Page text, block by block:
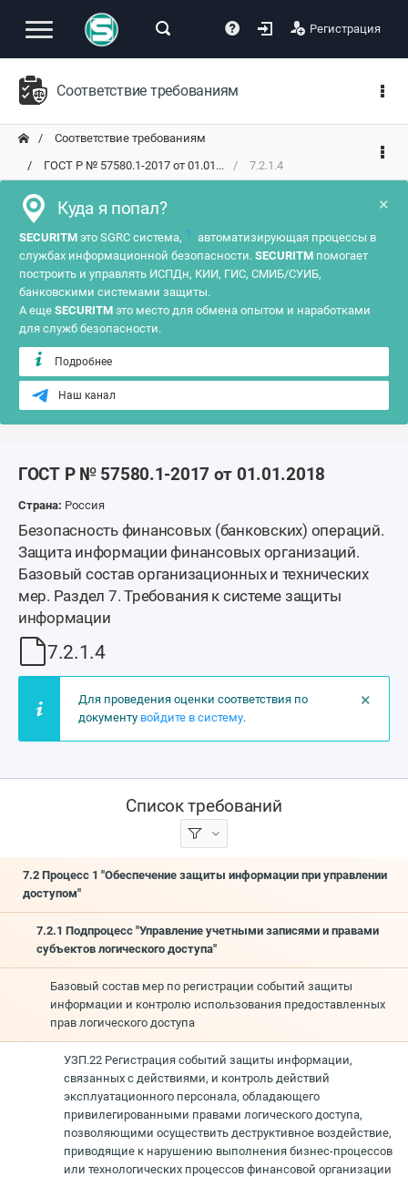
Регистрация
Соответствие требованиям
Соответствие требованиям
ГОСТ Р № 57580.1-2017 от 01.01...
7.2.1.4
×
Куда я попал?
SECURITM это SGRC система, ?
автоматизирующая процессы в
службах информационной безопасности. SECURITM помогает
построить и управлять ИСПДн, КИИ, ГИС, СМИБ/СУИБ,
банковскими системами защиты.
А еще SECURITM это место для обмена опытом и наработками
для служб безопасности.
Подробнее
Наш канал
ГОСТ Р № 57580.1-2017 от 01.01.2018
Страна: Россия
Безопасность финансовых (банковских) операций.
Защита информации финансовых организаций.
Базовый состав организационных и технических
мер. Раздел 7. Требования к системе защиты
информации
7.2.1.4
×
Для проведения оценки соответствия по
документу войдите в систему.
Список требований
7.2 Процесс 1 "Обеспечение защиты информации при управлении
доступом"
7.2.1 Подпроцесс "Управление учетными записями и правами
субъектов логического доступа"
Базовый состав мер по регистрации событий защиты
информации и контролю использования предоставленных
прав логического доступа
УЗП.22 Регистрация событий защиты информации,
связанных с действиями, и контроль действий
эксплуатационного персонала, обладающего
привилегированными правами логического доступа,
позволяющими осуществить деструктивное воздействие,
приводящие к нарушению выполнения бизнес-процессов
или технологических процессов финансовой организации